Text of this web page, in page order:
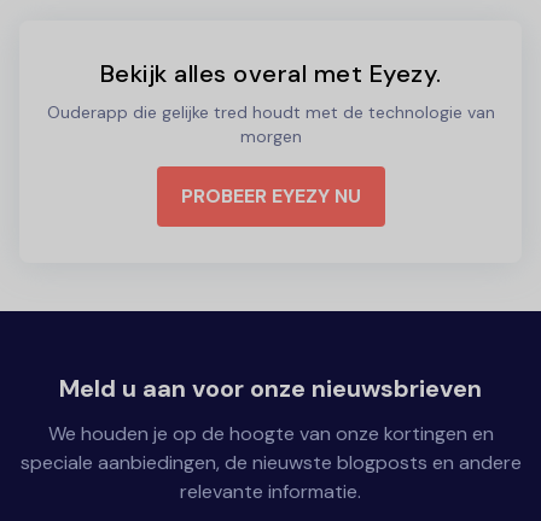
Bekijk alles overal met Eyezy.
Ouderapp die gelijke tred houdt met de technologie van
morgen
PROBEER EYEZY NU
Meld u aan voor onze nieuwsbrieven
We houden je op de hoogte van onze kortingen en
speciale aanbiedingen, de nieuwste blogposts en andere
relevante informatie.